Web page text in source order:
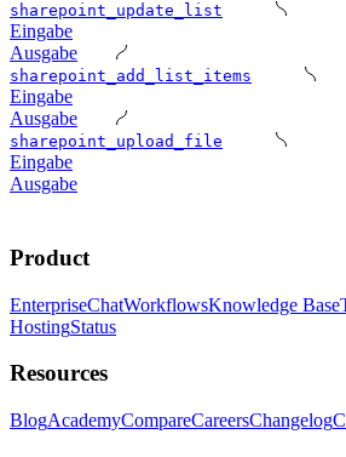
sharepoint_update_list
Eingabe
Ausgabe
sharepoint_add_list_items
Eingabe
Ausgabe
sharepoint_upload_file
Eingabe
Ausgabe
Product
EnterpriseChatWorkflowsKnowledge Base
HostingStatus
Resources
BlogAcademyCompareCareersChangelog